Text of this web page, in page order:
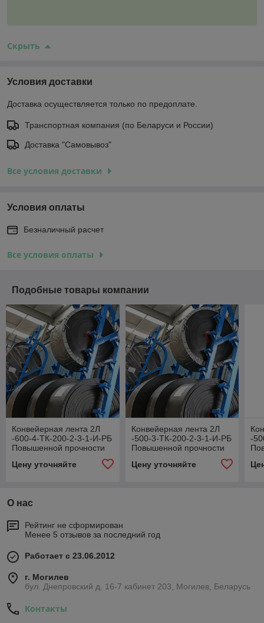
Скрыть
Условия доставки
Доставка осуществляется только по предоплате.
Транспортная компания (по Беларуси и России)
Доставка "Самовывоз"
Все условия доставки
Условия оплаты
Безналичный расчет
Все условия оплаты
Подобные товары компании
Конвейерная лента 2Л
-600-4-ТК-200-2-3-1-И-РБ
Повышенной прочности
Цену уточняйте
Конвейерная лента 2Л
-500-3-ТК-200-2-3-1-И-РБ
Повышенной прочности
Цену уточняйте
-
О нас
Рейтинг не сформирован
Менее 5 отзывов за последний год
Работает с 23.06.2012
г. Могилев
бул. Днепровский д. 16-7 кабинет 203, Могилев, Беларусь
Контакты